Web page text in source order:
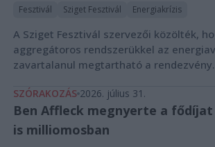
Fesztivál Sziget Fesztivál Energiakrízis
A Sziget Fesztivál szervezői közölték,
aggregátoros rendszerükkel az
zavartalanul megtartható a rendezvény.
SZÓRAKOZÁS 2026. július 31.
Ben Affleck megnyerte a fődíjat
is milliomosban